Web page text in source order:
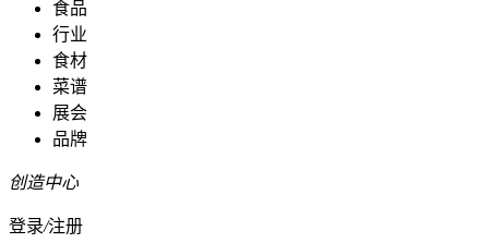
食品
行业
食材
菜谱
展会
品牌
创造中心
登录/注册